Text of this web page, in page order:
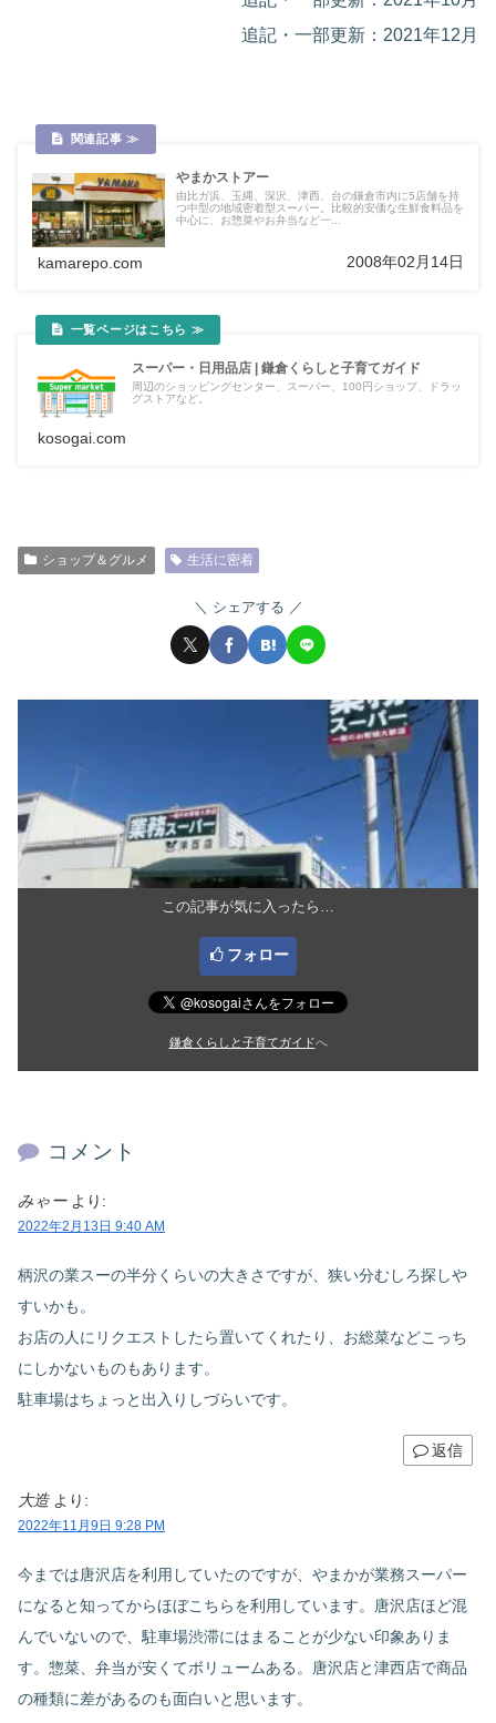
追記・一部更新：2021年12月
やまかストアー
由比ガ浜、玉縄、深沢、津西、台の鎌倉市内に5店舗を持
つ中型の地域密着型スーパー。比較的安価な生鮮食料品を
中心に、お惣菜やお弁当など一...
kamarepo.com 2008年02月14日
スーパー・日用品店 | 鎌倉くらしと子育てガイド
周辺のショッピングセンター、スーパー、100円ショップ、ドラッ
グストアなど。
kosogai.com
ショップ＆グルメ 生活に密着
シェアする
この記事が気に入ったら…
フォロー
鎌倉くらしと子育てガイドへ
コメント
みゃー より:
2022年2月13日 9:40 AM
柄沢の業スーの半分くらいの大きさですが、狭い分むしろ探しや
すいかも。
お店の人にリクエストしたら置いてくれたり、お総菜などこっち
にしかないものもあります。
駐車場はちょっと出入りしづらいです。
返信
大造 より:
2022年11月9日 9:28 PM
今までは唐沢店を利用していたのですが、やまかが業務スーパー
になると知ってからほぼこちらを利用しています。唐沢店ほど混
んでいないので、駐車場渋滞にはまることが少ない印象ありま
す。惣菜、弁当が安くてボリュームある。唐沢店と津西店で商品
の種類に差があるのも面白いと思います。